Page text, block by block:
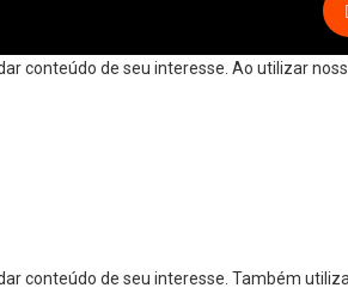
conteúdo de seu interesse. Ao utilizar
conteúdo de seu interesse. Também